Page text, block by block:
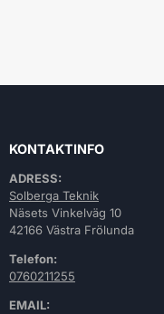
KONTAKTINFO
ADRESS:
Solberga Teknik
Näsets Vinkelväg 10
42166 Västra Frölunda
Telefon:
0760211255
EMAIL: